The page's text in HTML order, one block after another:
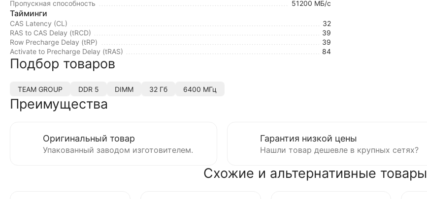
Пропускная способность
51200 МБ/с
Тайминги
CAS Latency (CL)
32
RAS to CAS Delay (tRCD)
39
Row Precharge Delay (tRP)
39
Activate to Precharge Delay (tRAS)
84
Подбор товаров
TEAM GROUP DDR 5 DIMM 32 Гб 6400 МГц
Преимущества
Оригинальный товар
Упакованный заводом изготовителем.
Гарантия низкой цены
Нашли товар дешевле в крупных сетях?
Схожие и альтернативные товары